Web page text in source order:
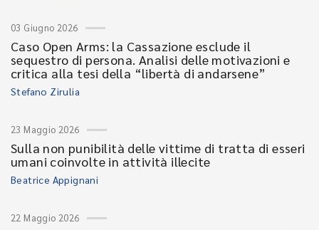
03 Giugno 2026
Caso Open Arms: la Cassazione esclude il
sequestro di persona. Analisi delle motivazioni e
critica alla tesi della “libertà di andarsene”
Stefano Zirulia
23 Maggio 2026
Sulla non punibilità delle vittime di tratta di esseri
umani coinvolte in attività illecite
Beatrice Appignani
22 Maggio 2026